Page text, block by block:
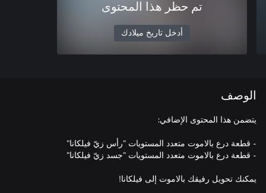
تم حظر هذا المحتوى
أدخل تاريخ ميلادك
الوصف